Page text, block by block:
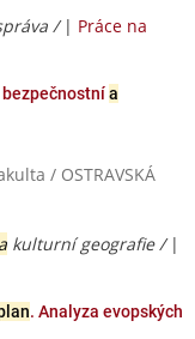
/ | Práce na
bezpečnostnía
/ OSTRAVSKÁ
a kulturní geografie / |
. Analyza evopských